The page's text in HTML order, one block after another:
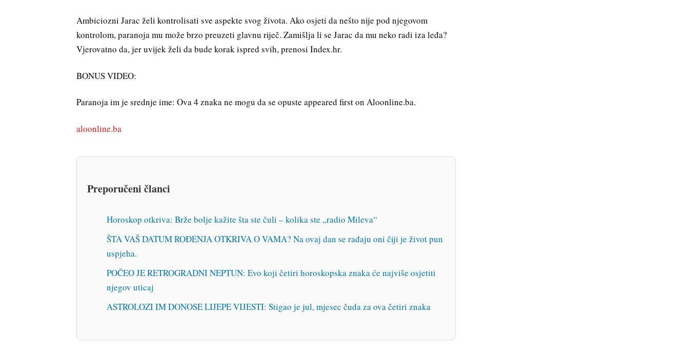
Ambiciozni Jarac želi kontrolisati sve aspekte svog života. Ako osjeti da nešto nije pod njegovom
kontrolom, paranoja mu može brzo preuzeti glavnu riječ. Zamišlja li se Jarac da mu neko radi iza leđa?
Vjerovatno da, jer uvijek želi da bude korak ispred svih, prenosi Index.hr.
BONUS VIDEO:
Paranoja im je srednje ime: Ova 4 znaka ne mogu da se opuste appeared first on Aloonline.ba.
aloonline.ba
Preporučeni članci
Horoskop otkriva: Brže bolje kažite šta ste čuli – kolika ste „radio Mileva“
ŠTA VAŠ DATUM ROĐENJA OTKRIVA O VAMA? Na ovaj dan se rađaju oni čiji je život pun
uspjeha.
POČEO JE RETROGRADNI NEPTUN: Evo koji četiri horoskopska znaka će najviše osjetiti
njegov uticaj
ASTROLOZI IM DONOSE LIJEPE VIJESTI: Stigao je jul, mjesec čuda za ova četiri znaka